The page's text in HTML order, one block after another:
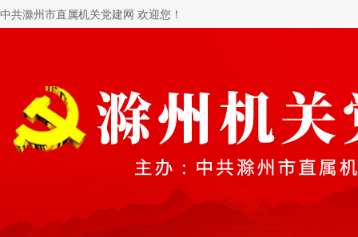
中共滁州市直属机关党建网 欢迎您！